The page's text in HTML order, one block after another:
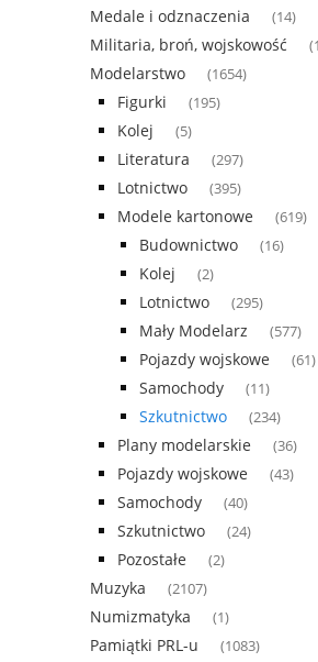
Medale i odznaczenia (14)
Militaria, broń, wojskowość
Modelarstwo (1654)
Figurki (195)
Kolej (5)
Literatura (297)
Lotnictwo (395)
Modele kartonowe (619)
Budownictwo (16)
Kolej (2)
Lotnictwo (295)
Mały Modelarz (577)
Pojazdy wojskowe (61)
Samochody (11)
Szkutnictwo (234)
Plany modelarskie (36)
Pojazdy wojskowe (43)
Samochody (40)
Szkutnictwo (24)
Pozostałe (2)
Muzyka (2107)
Numizmatyka (1)
Pamiątki PRL-u (1083)